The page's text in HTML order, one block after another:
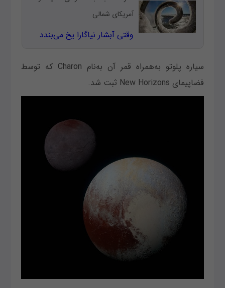
آمریکای شمالی
وقتی آبشار نیاگارا یخ می‌بندد
سیاره پلوتو به‌همراه قمر آن به‌نام Charon که توسط
فضاپیمای New Horizons ثبت شد.